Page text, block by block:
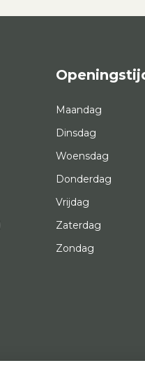
Maandag
Dinsdag
Woensdag
Donderdag
Vrijdag
Zaterdag
Zondag